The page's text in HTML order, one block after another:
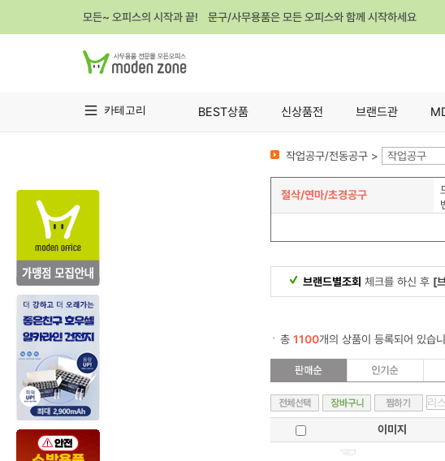
모든~ 오피스의 시작과 끝! 문구/사무용품은 모든 오피스와 함께 시작하세요
카테고리 BEST상품 신상품전 브랜드관
작업공구/전동공구 > 작업공구
절삭/연마/초경공구
브랜드별조회 체크를 하신 후 [
총 1100개의 상품이 등록되어 있습
이미지